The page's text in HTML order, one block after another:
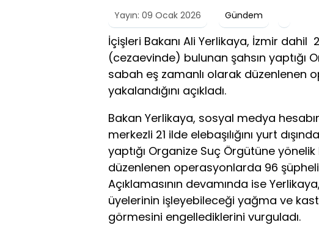
Yayın: 09 Ocak 2026 Gündem
İçişleri Bakanı Ali Yerlikaya, İzmir dahil
(cezaevinde) bulunan şahsın yaptığı
sabah eş zamanlı olarak düzenlenen
yakalandığını açıkladı.
Bakan Yerlikaya, sosyal medya
merkezli 21 ilde elebaşılığını yurt
yaptığı Organize Suç Örgütüne
düzenlenen operasyonlarda 96
Açıklamasının devamında ise
üyelerinin işleyebileceği yağma ve
görmesini engellediklerini vurguladı.